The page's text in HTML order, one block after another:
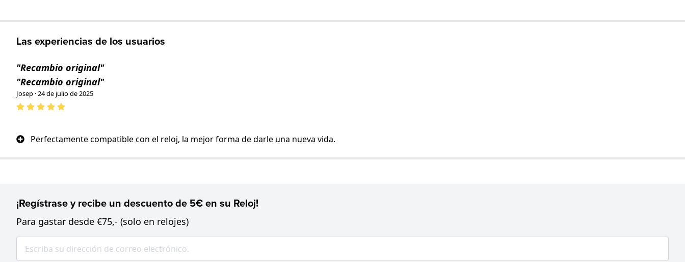
Las experiencias de los usuarios
"Recambio original"
"Recambio original"
Josep · 24 de julio de 2025
Perfectamente compatible con el reloj, la mejor forma de darle una nueva vida.
¡Regístrase y recibe un descuento de 5€ en su Reloj!
Para gastar desde €75,- (solo en relojes)